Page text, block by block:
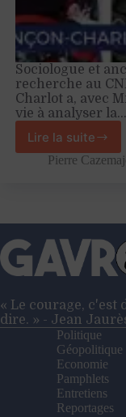
Sociologue et
recherche au
Charlot a, avec
vie à analyser la…
Lire la suite
«
Les
armes
»
–
Entretien
Monique
Pinçon-
Charlot
Pierre
« Le courage, c'est
dire. » - Jean
Politique
Géopolitique
Economie
Pamphlets
Entretiens
Reportages